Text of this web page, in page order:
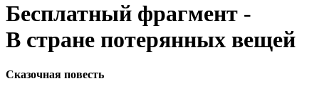
Бесплатный фрагмент -
В стране потерянных вещей
Сказочная повесть